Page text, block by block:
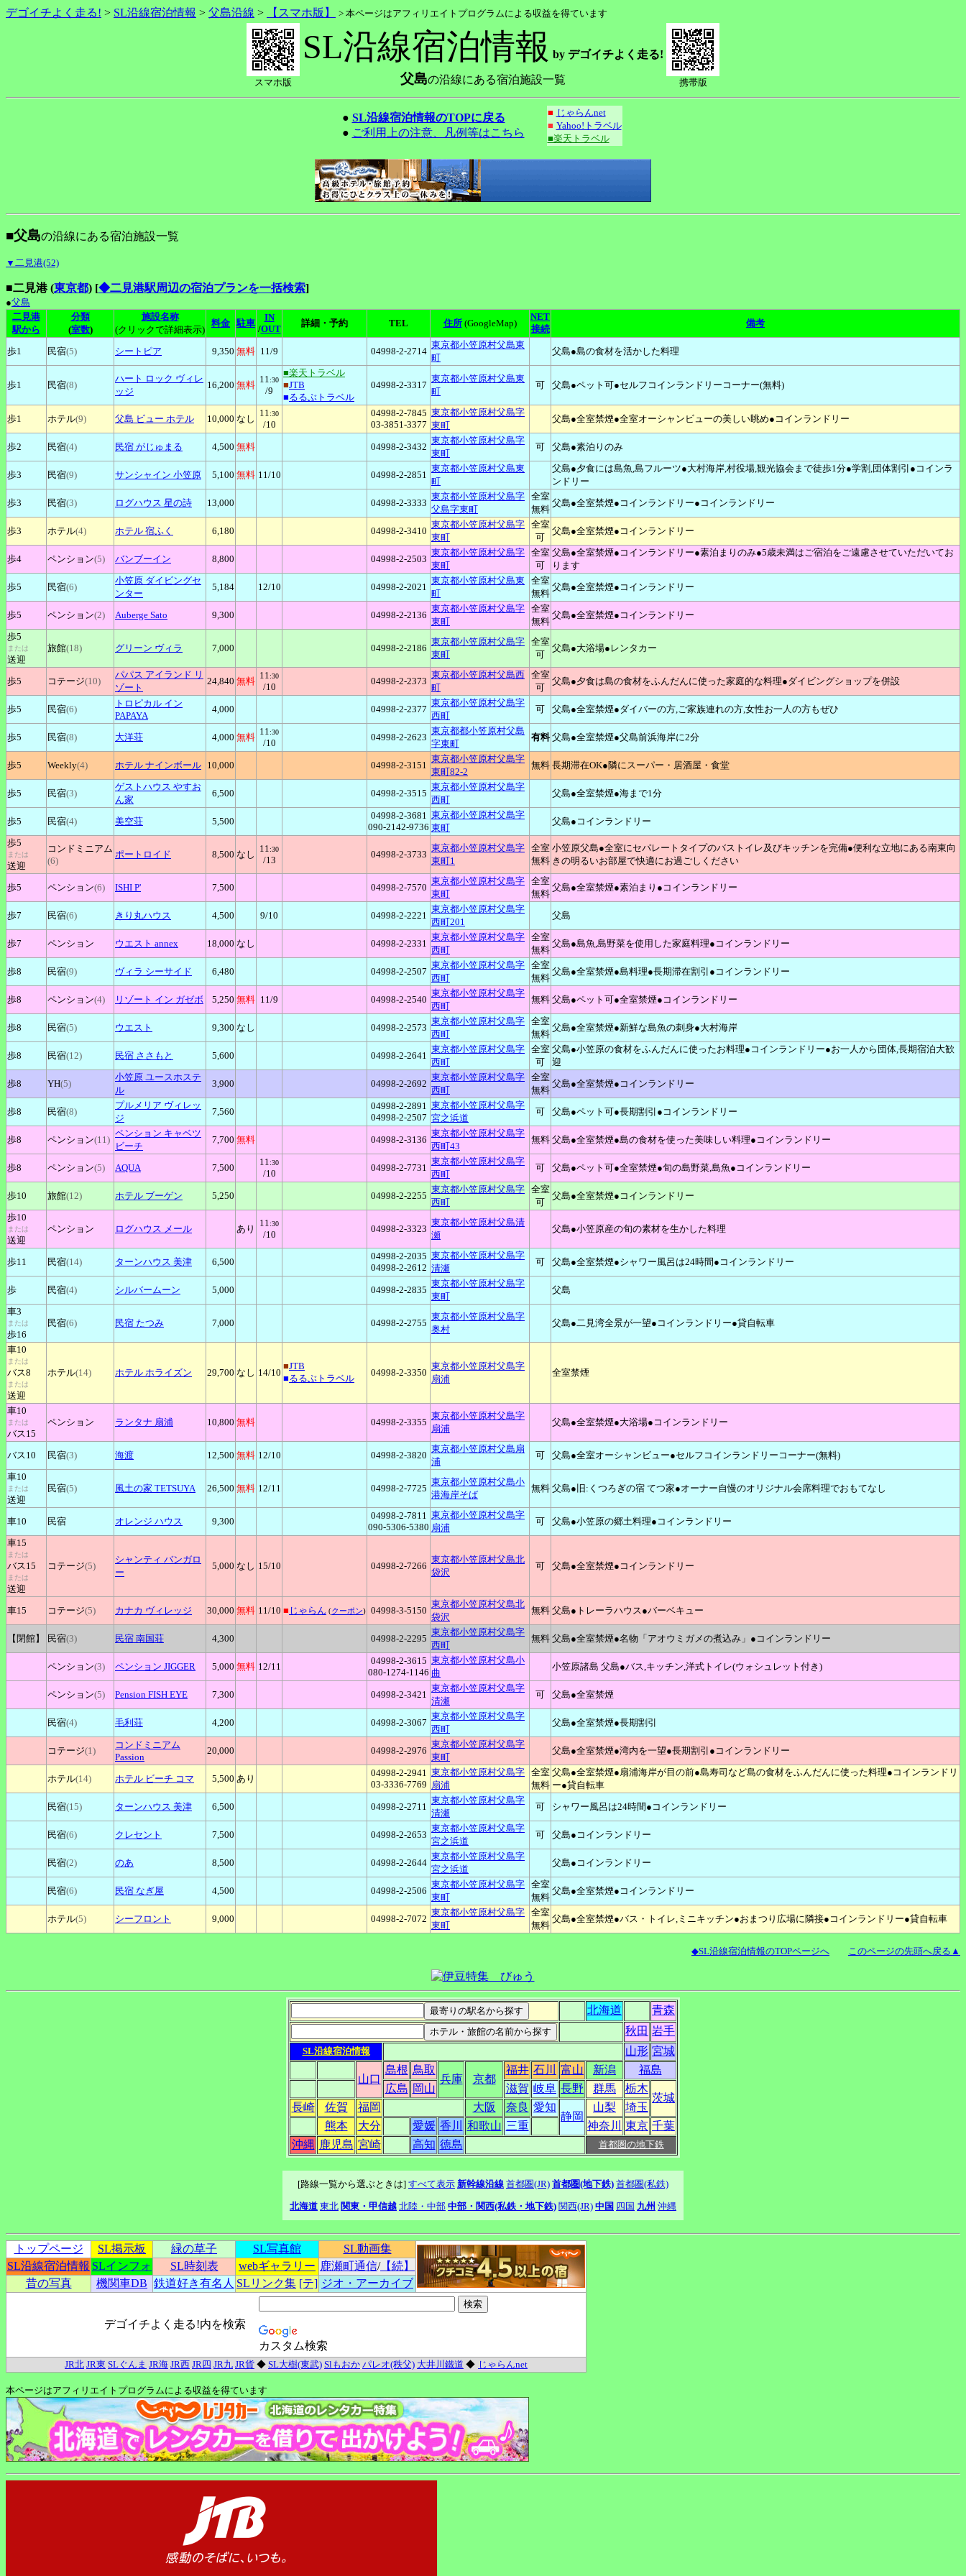
デゴイチよく走る! > SL沿線宿泊情報 > 父島沿線 > 【スマホ版】 > 本ページはアフィリエイトプログラムによる収益を得ています
スマホ版
SL沿線宿泊情報 by デゴイチよく走る!
父島の沿線にある宿泊施設一覧 携帯版
● SL沿線宿泊情報のTOPに戻る
● ご利用上の注意、凡例等はこちら
■ じゃらんnet
■ Yahoo!トラベル
■楽天トラベル
■父島の沿線にある宿泊施設一覧
▼二見港(52)
■二見港 (東京都) [◆二見港駅周辺の宿泊プランを一括検索]
●父島
二見港
駅から
分類
(室数)
施設名称
(クリックで詳細表示)
料金 駐車
IN
/OUT
詳細・予約 TEL 住所(GoogleMap)
NET
接続
備考
歩1 民宿(5) シートピア 9,350 無料 11/9 04998-2-2714
東京都小笠原村父島東
町
父島●島の食材を活かした料理
歩1 民宿(8)
ハート ロック ヴィレ
ッジ
16,200 無料
11:30
/9
■楽天トラベル
■JTB
■るるぶトラベル
04998-2-3317
東京都小笠原村父島東
町
可 父島●ペット可●セルフコインランドリーコーナー(無料)
歩1 ホテル(9) 父島 ビュー ホテル 10,000 なし
11:30
/10
04998-2-7845
03-3851-3377
東京都小笠原村父島字
東町
父島●全室禁煙●全室オーシャンビューの美しい眺め●コインランドリー
歩2 民宿(4) 民宿 がじゅまる 4,500 無料 04998-2-3432
東京都小笠原村父島字
東町
可 父島●素泊りのみ
歩3 民宿(9) サンシャイン 小笠原 5,100 無料 11/10 04998-2-2851
東京都小笠原村父島東
町
父島●夕食には島魚,島フルーツ●大村海岸,村役場,観光協会まで徒歩1分●学割,団体割引●コインラ
ンドリー
歩3
民宿(3) ログハウス 星の詩 13,000 04998-2-3333
東京都小笠原村父島字
父島字東町
全室
無料
父島●全室禁煙●コインランドリー●コインランドリー
歩3 ホテル(4) ホテル 宿ふく 6,180 04998-2-3410
東京都小笠原村父島字
東町
全室
可
父島●全室禁煙●コインランドリー
歩4 ペンション(5) バンブーイン 8,800 04998-2-2503
東京都小笠原村父島字
東町
全室
可
父島●全室禁煙●コインランドリー●素泊まりのみ●5歳未満はご宿泊をご遠慮させていただいてお
ります
歩5
民宿(6)
小笠原 ダイビングセ
ンター
5,184 12/10 04998-2-2021
東京都小笠原村父島東
町
全室
無料
父島●全室禁煙●コインランドリー
歩5 ペンション(2) Auberge Sato 9,300 04998-2-2136
東京都小笠原村父島字
東町
全室
無料
父島●全室禁煙●コインランドリー
歩5
または
送迎
旅館(18) グリーン ヴィラ 7,000 04998-2-2186
東京都小笠原村父島字
東町
全室
可
父島●大浴場●レンタカー
歩5 コテージ(10)
パパス アイランド リ
ゾート
24,840 無料
11:30
/10
04998-2-2373
東京都小笠原村父島西
町
全室
可
父島●夕食は島の食材をふんだんに使った家庭的な料理●ダイビングショップを併設
歩5 民宿(6)
トロピカル イン
PAPAYA
4,000 04998-2-2377
東京都小笠原村父島字
西町
可 父島●全室禁煙●ダイバーの方,ご家族連れの方,女性お一人の方もぜひ
歩5 民宿(8) 大洋荘 4,000 無料
11:30
/10
04998-2-2623
東京都都小笠原村父島
字東町
有料 父島●全室禁煙●父島前浜海岸に2分
歩5 Weekly(4) ホテル ナインボール 10,000 04998-2-3151
東京都小笠原村父島字
東町82-2
無料 長期滞在OK●隣にスーパー・居酒屋・食堂
歩5 民宿(3)
ゲストハウス やすお
ん家
6,500 04998-2-3515
東京都小笠原村父島字
西町
父島●全室禁煙●海まで1分
歩5 民宿(4) 美空荘 5,500
04998-2-3681
090-2142-9736
東京都小笠原村父島字
東町
父島●コインランドリー
歩5
または
送迎
コンドミニアム
(6)
ポートロイド 8,500 なし
11:30
/13
04998-2-3733
東京都小笠原村父島字
東町1
全室
無料
小笠原父島●全室にセパレートタイプのバストイレ及びキッチンを完備●便利な立地にある南東向
きの明るいお部屋で快適にお過ごしください
歩5 ペンション(6) ISHI P' 7,500 04998-2-7570
東京都小笠原村父島字
東町
全室
無料
父島●全室禁煙●素泊まり●コインランドリー
歩7 民宿(6) きり丸ハウス 4,500 9/10 04998-2-2221
東京都小笠原村父島字
西町201
父島
歩7 ペンション ウエスト annex 18,000 なし 04998-2-2331
東京都小笠原村父島字
西町
全室
無料
父島●島魚,島野菜を使用した家庭料理●コインランドリー
歩8 民宿(9) ヴィラ シーサイド 6,480 04998-2-2507
東京都小笠原村父島字
西町
全室
無料
父島●全室禁煙●島料理●長期滞在割引●コインランドリー
歩8 ペンション(4) リゾート イン ガゼボ 5,250 無料 11/9 04998-2-2540
東京都小笠原村父島字
西町
無料 父島●ペット可●全室禁煙●コインランドリー
歩8 民宿(5) ウエスト 9,300 なし 04998-2-2573
東京都小笠原村父島字
西町
全室
無料
父島●全室禁煙●新鮮な島魚の刺身●大村海岸
歩8 民宿(12) 民宿 ささもと 5,600 04998-2-2641
東京都小笠原村父島字
西町
全室
可
父島●小笠原の食材をふんだんに使ったお料理●コインランドリー●お一人から団体,長期宿泊大歓
迎
歩8
YH(5)
小笠原 ユースホステ
ル
3,900 04998-2-2692
東京都小笠原村父島字
西町
全室
無料
父島●全室禁煙●コインランドリー
歩8 民宿(8)
プルメリア ヴィレッ
ジ
7,560
04998-2-2891
04998-2-2507
東京都小笠原村父島字
宮之浜道
可 父島●ペット可●長期割引●コインランドリー
歩8 ペンション(11)
ペンション キャベツ
ビーチ
7,700 無料 04998-2-3136
東京都小笠原村父島字
西町43
無料 父島●全室禁煙●島の食材を使った美味しい料理●コインランドリー
歩8 ペンション(5) AQUA 7,500
11:30
/10
04998-2-7731
東京都小笠原村父島字
西町
可 父島●ペット可●全室禁煙●旬の島野菜,島魚●コインランドリー
歩10 旅館(12) ホテル ブーゲン 5,250 04998-2-2255
東京都小笠原村父島字
西町
全室
可
父島●全室禁煙●コインランドリー
歩10
または
送迎
ペンション ログハウス メール あり
11:30
/10
04998-2-3323
東京都小笠原村父島清
瀬
父島●小笠原産の旬の素材を生かした料理
歩11 民宿(14) ターンハウス 美津 6,500
04998-2-2035
04998-2-2612
東京都小笠原村父島字
清瀬
可 父島●全室禁煙●シャワー風呂は24時間●コインランドリー
歩 民宿(4) シルバームーン 5,000 04998-2-2835
東京都小笠原村父島字
東町
父島
車3
または
歩16
民宿(6) 民宿 たつみ 7,000 04998-2-2755
東京都小笠原村父島字
奥村
父島●二見湾全景が一望●コインランドリー●貸自転車
車10
または
バス8
または
送迎
ホテル(14) ホテル ホライズン 29,700 なし 14/10
■JTB
■るるぶトラベル
04998-2-3350
東京都小笠原村父島字
扇浦
全室禁煙
車10
または
バス15
ペンション ランタナ 扇浦 10,800 無料 04998-2-3355
東京都小笠原村父島字
扇浦
父島●全室禁煙●大浴場●コインランドリー
バス10 民宿(3) 海渡 12,500 無料 12/10 04998-2-3820
東京都小笠原村父島扇
浦
可
父島●全室オーシャンビュー●セルフコインランドリーコーナー(無料)
車10
または
送迎
民宿(5) 風土の家 TETSUYA 26,500 無料 12/11 04998-2-7725
東京都小笠原村父島小
港海岸そば
無料 父島●旧:くつろぎの宿 てつ家●オーナー自慢のオリジナル会席料理でおもてなし
車10 民宿 オレンジ ハウス 9,300
04998-2-7811
090-5306-5380
東京都小笠原村父島字
扇浦
可
父島●小笠原の郷土料理●コインランドリー
車15
または
バス15
または
送迎
コテージ(5)
シャンティ バンガロ
ー
5,000 なし 15/10 04998-2-7266
東京都小笠原村父島北
袋沢
可 父島●全室禁煙●コインランドリー
車15 コテージ(5) カナカ ヴィレッジ 30,000 無料 11/10 ■ じゃらん (クーポン) 04998-3-5150
東京都小笠原村父島北
袋沢
無料 父島●トレーラハウス●バーベキュー
【閉館】 民宿(3) 民宿 南国荘 4,300 04998-2-2295
東京都小笠原村父島字
西町
無料 父島●全室禁煙●名物「アオウミガメの煮込み」●コインランドリー
ペンション(3) ペンション JIGGER 5,000 無料 12/11
04998-2-3615
080-1274-1146
東京都小笠原村父島小
曲
小笠原諸島 父島●バス,キッチン,洋式トイレ(ウォシュレット付き)
ペンション(5) Pension FISH EYE 7,300 04998-2-3421
東京都小笠原村父島字
清瀬
可 父島●全室禁煙
民宿(4) 毛利荘 4,200 04998-2-3067
東京都小笠原村父島字
西町
父島●全室禁煙●長期割引
コテージ(1)
コンドミニアム
Passion
20,000 04998-2-2976
東京都小笠原村父島字
東町
父島●全室禁煙●湾内を一望●長期割引●コインランドリー
ホテル(14) ホテル ビーチ コマ 5,500 あり
04998-2-2941
03-3336-7769
東京都小笠原村父島字
扇浦
全室
無料
父島●全室禁煙●扇浦海岸が目の前●島寿司など島の食材をふんだんに使った料理●コインランドリ
ー●貸自転車
民宿(15) ターンハウス 美津 6,500 04998-2-2711
東京都小笠原村父島字
清瀬
可 シャワー風呂は24時間●コインランドリー
民宿(6) クレセント 7,500 04998-2-2653
東京都小笠原村父島字
宮之浜道
可 父島●コインランドリー
民宿(2) のあ 8,500 04998-2-2644
東京都小笠原村父島字
宮之浜道
父島●コインランドリー
民宿(6) 民宿 なぎ屋 4,500 04998-2-2506
東京都小笠原村父島字
東町
全室
無料
父島●全室禁煙●コインランドリー
ホテル(5) シーフロント 9,000 04998-2-7072
東京都小笠原村父島字
東町
全室
無料
父島●全室禁煙●バス・トイレ,ミニキッチン●おまつり広場に隣接●コインランドリー●貸自転車
◆SL沿線宿泊情報のTOPページへ このページの先頭へ戻る▲
北海道
青森
秋田 岩手
SL沿線宿泊情報 山形 宮城
山口
島根 鳥取
兵庫 京都
福井 石川 富山 新潟
福島
広島 岡山 滋賀 岐阜 長野 群馬 栃木
茨城
長崎 佐賀 福岡 大阪 奈良 愛知
静岡
山梨
埼玉
熊本
大分 愛媛 香川 和歌山 三重 神奈川 東京 千葉
沖縄 鹿児島 宮崎 高知 徳島 首都圏の地下鉄
[路線一覧から選ぶときは] すべて表示 新幹線沿線 首都圏(JR) 首都圏(地下鉄) 首都圏(私鉄)
北海道 東北 関東・甲信越 北陸・中部 中部・関西(私鉄・地下鉄) 関西(JR) 中国 四国 九州 沖縄
トップページ SL掲示板 緑の草子 SL写真館
SL動画集
SL沿線宿泊情報 SLインフォ SL時刻表 webギャラリー 鹿瀬町通信/【続】
昔の写真
機関車DB 鉄道好き有名人 SLリンク集 [テ] ジオ・アーカイブ
デゴイチよく走る!内を検索
カスタム検索
JR北 JR東 SLぐんま JR海 JR西 JR四 JR九 JR貨 ◆ SL大樹(東武) Slもおか パレオ(秩父) 大井川鐵道 ◆ じゃらんnet
本ページはアフィリエイトプログラムによる収益を得ています